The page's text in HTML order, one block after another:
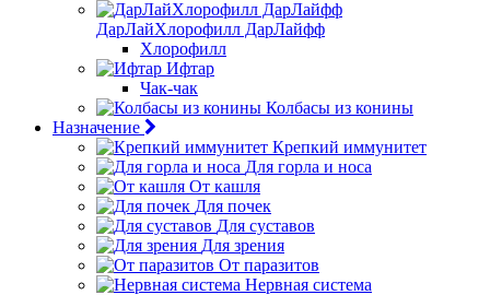
ДарЛайХлорофилл ДарЛайфф
Хлорофилл
Ифтар
Чак-чак
Колбасы из конины
Назначение
Крепкий иммунитет
Для горла и носа
От кашля
Для почек
Для суставов
Для зрения
От паразитов
Нервная система